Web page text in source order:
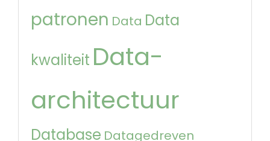
patronen Data Data
kwaliteit Data-
architectuur
Database Datagedreven